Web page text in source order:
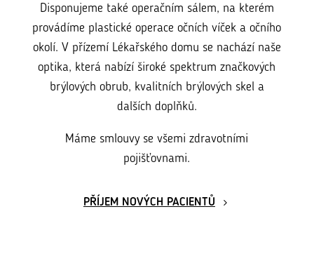
Disponujeme také operačním sálem, na kterém
provádíme plastické operace očních víček a očního
okolí. V přízemí Lékařského domu se nachází naše
optika, která nabízí široké spektrum značkových
brýlových obrub, kvalitních brýlových skel a
dalších doplňků.
Máme smlouvy se všemi zdravotními
pojišťovnami.
PŘÍJEM NOVÝCH PACIENTŮ